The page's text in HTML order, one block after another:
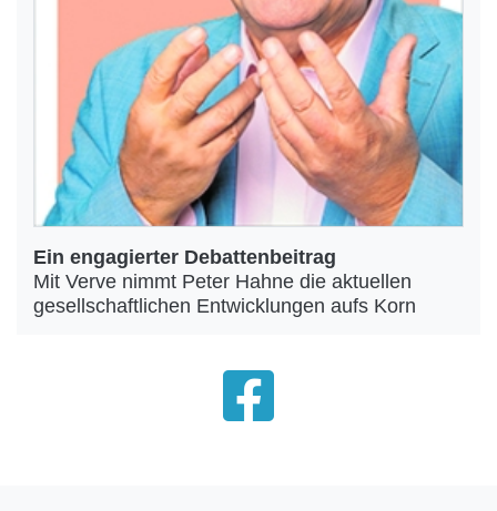
Ein engagierter Debattenbeitrag
Mit Verve nimmt Peter Hahne die aktuellen
gesellschaftlichen Entwicklungen aufs Korn